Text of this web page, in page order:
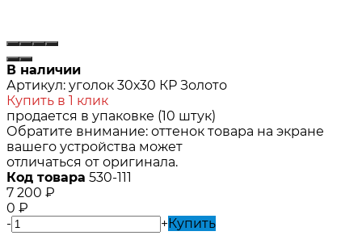
В наличии
Артикул: уголок 30х30 КР Золото
Купить в 1 клик
продается в упаковке (10 штук)
Обратите внимание: оттенок товара на экране
вашего устройства может
отличаться от оригинала.
Код товара 530-111
7 200 ₽
0 ₽
-
+Купить